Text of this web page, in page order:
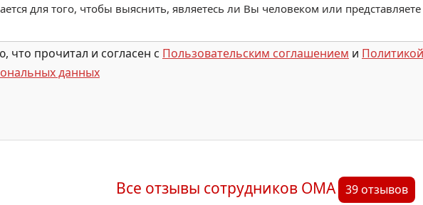
для того, чтобы выяснить, являетесь ли Вы человеком или
что прочитал и согласен с Пользовательским соглашением и
данных
Все отзывы сотрудников ОМА 39 отзывов